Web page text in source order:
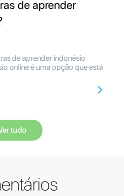
de aprender
de aprender indonésio
online é uma opção que está
tudo